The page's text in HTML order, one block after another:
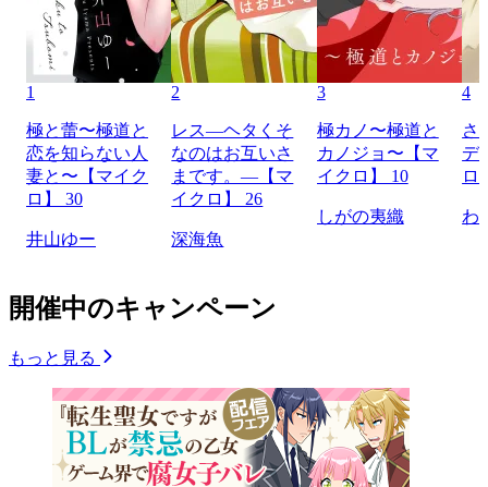
1
極と蕾〜極道と
恋を知らない人
妻と〜【マイク
ロ】 30
井山ゆー
2
レス―ヘタくそ
なのはお互いさ
まです。―【マ
イクロ】 26
深海魚
3
極カノ〜極道と
カノジョ〜【マ
イクロ】 10
しがの夷織
4
さ
デ
ロ
わ
開催中のキャンペーン
もっと見る